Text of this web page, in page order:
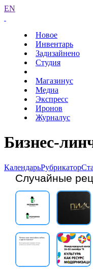
EN
Новое
Инвентарь
Задизайнено
Студия
Магазинус
Медиа
Экспресс
Иронов
Журналус
Бизнес-
КалендарьРубрикатор
Случайные